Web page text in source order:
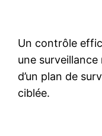
Un contrôle
une surveillance
d’un plan de
ciblée.